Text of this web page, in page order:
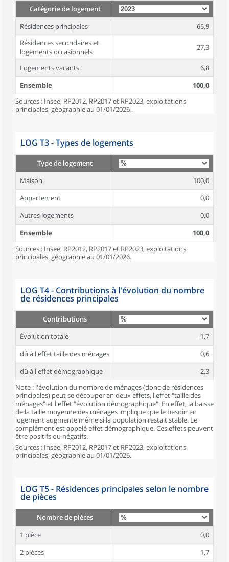
Catégorie de logement
Résidences principales
65,9
Résidences secondaires et
logements occasionnels
27,3
Logements vacants
6,8
Ensemble
100,0
Sources : Insee, RP2012, RP2017 et RP2023, exploitations
principales, géographie au 01/01/2026 .
LOG T3 - Types de logements
Type de logement
Maison
100,0
Appartement
0,0
Autres logements
0,0
Ensemble
100,0
Sources : Insee, RP2012, RP2017 et RP2023, exploitations
principales, géographie au 01/01/2026.
LOG T4 - Contributions à l'évolution du nombre
de résidences principales
Contributions
Évolution totale
–1,7
dû à l'effet taille des ménages
0,6
dû à l'effet démographique
–2,3
Note : l'évolution du nombre de ménages (donc de résidences
principales) peut se découper en deux effets, l'effet "taille des
ménages" et l'effet "évolution démographique". En effet, la baisse
de la taille moyenne des ménages implique que le besoin en
logement augmente même si la population restait stable. Le
complément est appelé effet démographique. Ces effets peuvent
être positifs ou négatifs.
Sources : Insee, RP2012, RP2017 et RP2023, exploitations
principales, géographie au 01/01/2026.
LOG T5 - Résidences principales selon le nombre
de pièces
Nombre de pièces
1 pièce
0,0
2 pièces
1,7